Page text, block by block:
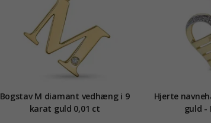
Bogstav M diamant vedhæng i 9
karat guld 0,01 ct
Hjerte
guld -